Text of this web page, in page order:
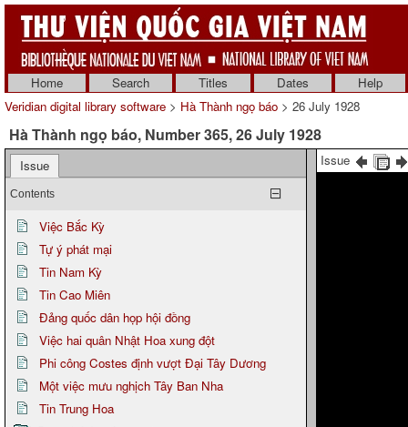
Home Search Titles Dates
Help
Veridian digital library software > Hà Thành ngọ báo > 26 July 1928
Hà Thành ngọ báo, Number 365, 26 July 1928
Issue
Contents
Việc Bắc Kỳ
Tự ý phát mại
Tin Nam Kỳ
Tin Cao Miên
Đảng quốc dân họp hội đồng
Việc hai quân Nhật Hoa xung đột
Phi công Costes định vượt Đại Tây Dương
Một việc mưu nghịch Tây Ban Nha
Tin Trung Hoa
Issue